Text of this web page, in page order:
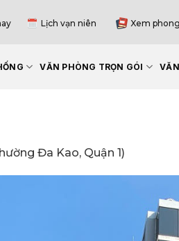
Lịch vạn niên Xem
VĂN PHÒNG TRỌN GÓI
Đa Kao, Quận 1)